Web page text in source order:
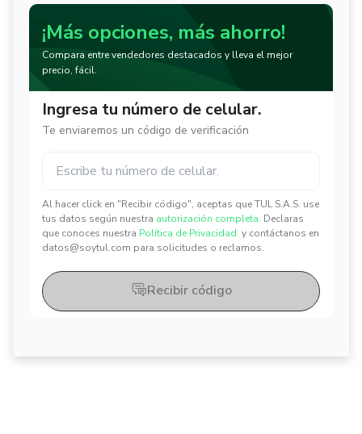
¡Más opciones, más ahorro!
Compara entre vendedores destacados y lleva el mejor
precio, fácil.
Ingresa tu número de celular.
Te enviaremos un código de verificación
Al hacer click en "Recibir código", aceptas que TUL S.A.S. use
tus datos según nuestra autorización completa. Declaras
que conoces nuestra Política de Privacidad. y contáctanos en
datos@soytul.com para solicitudes o reclamos.
✕
✕
Recibir código